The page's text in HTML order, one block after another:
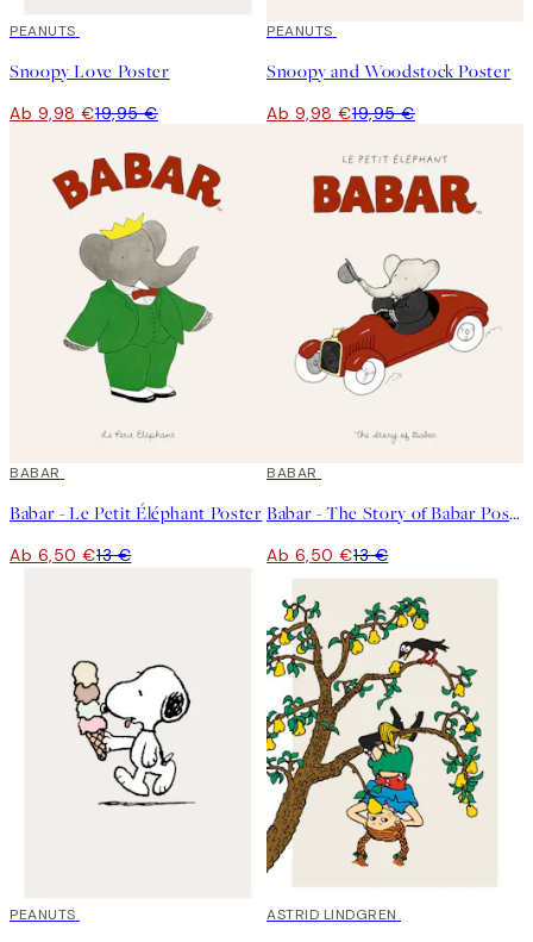
50%*
PEANUTS
Snoopy Love Poster
Ab 9,98 €19,95 €
50%*
PEANUTS
Snoopy and Woodstock Poster
Ab 9,98 €19,95 €
50%*
BABAR
Babar - Le Petit Éléphant Poster
Ab 6,50 €13 €
50%*
BABAR
Babar - The Story of Babar Poster
Ab 6,50 €13 €
50%*
PEANUTS 50%*
ASTRID LINDGREN